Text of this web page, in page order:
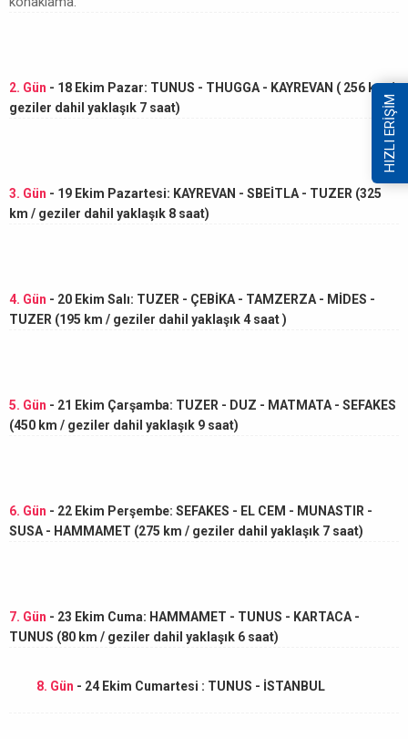
2. Gün - 18 Ekim Pazar: TUNUS - THUGGA - KAYREVAN ( 256 km /
geziler dahil yaklaşık 7 saat)
3. Gün - 19 Ekim Pazartesi: KAYREVAN - SBEİTLA - TUZER (325
km / geziler dahil yaklaşık 8 saat)
4. Gün - 20 Ekim Salı: TUZER - ÇEBİKA - TAMZERZA - MİDES -
TUZER (195 km / geziler dahil yaklaşık 4 saat )
5. Gün - 21 Ekim Çarşamba: TUZER - DUZ - MATMATA - SEFAKES
(450 km / geziler dahil yaklaşık 9 saat)
6. Gün - 22 Ekim Perşembe: SEFAKES - EL CEM - MUNASTIR -
SUSA - HAMMAMET (275 km / geziler dahil yaklaşık 7 saat)
7. Gün - 23 Ekim Cuma: HAMMAMET - TUNUS - KARTACA -
TUNUS (80 km / geziler dahil yaklaşık 6 saat)
8. Gün - 24 Ekim Cumartesi : TUNUS - İSTANBUL
HIZLI ERİŞİM